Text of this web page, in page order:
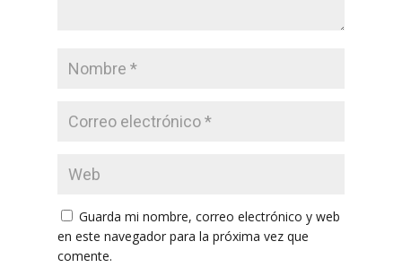
Guarda mi nombre, correo electrónico y web
en este navegador para la próxima vez que
comente.